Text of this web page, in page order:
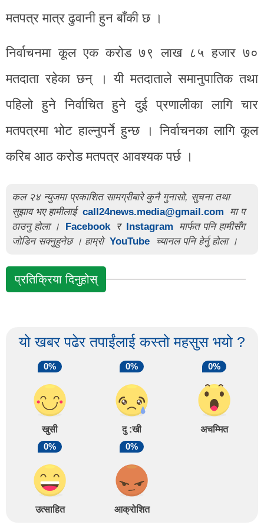
मतपत्र मात्र ढुवानी हुन बाँकी छ ।
निर्वाचनमा कूल एक करोड ७९ लाख ८५ हजार ७०
मतदाता रहेका छन् । यी मतदाताले समानुपातिक तथा
पहिलो हुने निर्वाचित हुने दुई प्रणालीका लागि चार
मतपत्रमा भोट हाल्नुपर्ने हुन्छ । निर्वाचनका लागि कूल
करिब आठ करोड मतपत्र आवश्यक पर्छ ।
कल २४ न्युजमा प्रकाशित सामग्रीबारे कुनै गुनासो, सुचना तथा
सुझाव भए हामीलाई call24news.media@gmail.com
मा प
ठाउनु होला ।
Facebook र Instagram
मार्फत पनि हामीसँग
जोडिन सक्नुहुनेछ । हाम्रो YouTube च्यानल पनि हेर्नु होला ।
प्रतिक्रिया दिनुहोस्
यो खबर पढेर तपाईंलाई कस्तो महसुस भयो ?
0%
खुसी
0%
दु :खी
0%
अचम्मित
0%
उत्साहित
0%
आक्रोशित